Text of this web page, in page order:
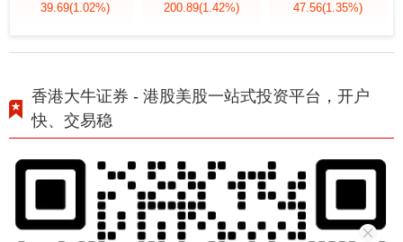
39.69(1.02%) 200.89(1.42%) 47.56(1.35%)
香港大牛证券 - 港股美股一站式投资平台，开户
快、交易稳